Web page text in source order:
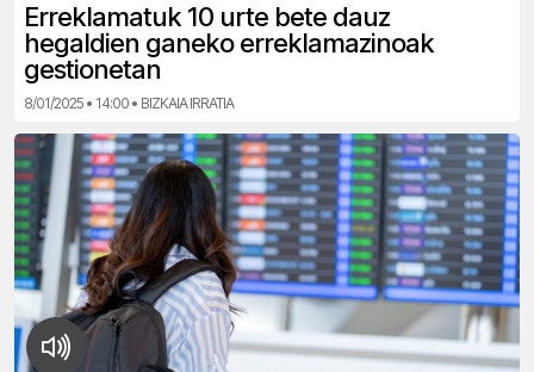
Erreklamatuk 10 urte bete dauz
hegaldien ganeko erreklamazinoak
gestionetan
8/01/2025 • 14:00 • BIZKAIA IRRATIA